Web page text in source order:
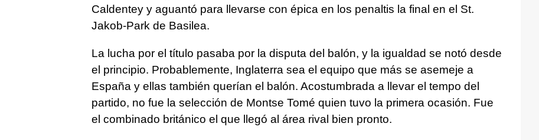
Caldentey y aguantó para llevarse con épica en los penaltis la final en el St.
Jakob-Park de Basilea.
La lucha por el título pasaba por la disputa del balón, y la igualdad se notó desde
el principio. Probablemente, Inglaterra sea el equipo que más se asemeje a
España y ellas también querían el balón. Acostumbrada a llevar el tempo del
partido, no fue la selección de Montse Tomé quien tuvo la primera ocasión. Fue
el combinado británico el que llegó al área rival bien pronto.